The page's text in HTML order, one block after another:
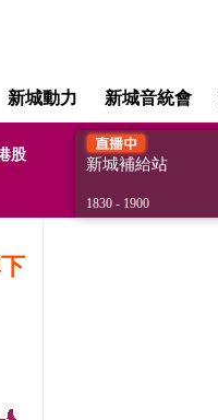
新城動力 新城音統會
股
新城補給站
1830 - 1900